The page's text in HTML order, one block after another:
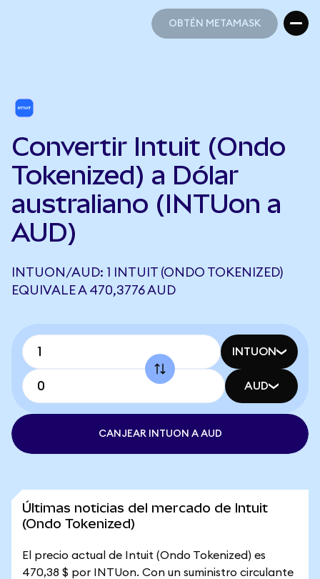
OBTÉN METAMASK
Convertir Intuit (Ondo
Tokenized) a Dólar
australiano (INTUon a
AUD)
INTUON/AUD: 1 INTUIT (ONDO TOKENIZED)
EQUIVALE A 470,3776 AUD
INTUON
AUD
CANJEAR INTUON A AUD
Últimas noticias del mercado de Intuit
(Ondo Tokenized)
El precio actual de Intuit (Ondo Tokenized) es
470,38 $ por INTUon. Con un suministro circulante